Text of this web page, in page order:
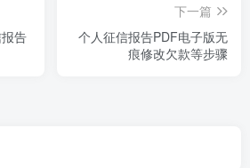
告
下一篇
个人征信报告PDF电子版无
痕修改欠款等步骤